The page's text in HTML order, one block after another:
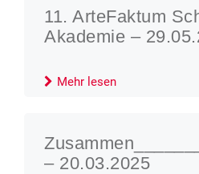
11. ArteFaktum
Akademie –
Mehr lesen
– 20.03.2025